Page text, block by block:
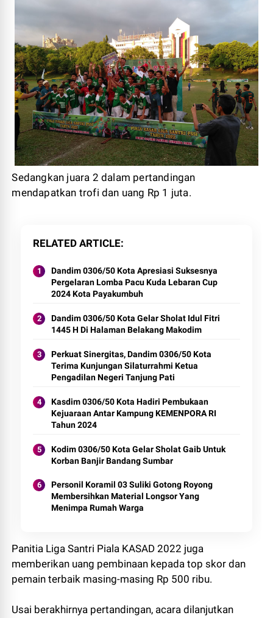
Sedangkan juara 2 dalam pertandingan
mendapatkan trofi dan uang Rp 1 juta.
RELATED ARTICLE
Dandim 0306/50 Kota Apresiasi Suksesnya
Pergelaran Lomba Pacu Kuda Lebaran Cup
2024 Kota Payakumbuh
Dandim 0306/50 Kota Gelar Sholat Idul Fitri
1445 H Di Halaman Belakang Makodim
Perkuat Sinergitas, Dandim 0306/50 Kota
Terima Kunjungan Silaturrahmi Ketua
Pengadilan Negeri Tanjung Pati
Kasdim 0306/50 Kota Hadiri Pembukaan
Kejuaraan Antar Kampung KEMENPORA RI
Tahun 2024
Kodim 0306/50 Kota Gelar Sholat Gaib Untuk
Korban Banjir Bandang Sumbar
Personil Koramil 03 Suliki Gotong Royong
Membersihkan Material Longsor Yang
Menimpa Rumah Warga
Panitia Liga Santri Piala KASAD 2022 juga
memberikan uang pembinaan kepada top skor dan
pemain terbaik masing-masing Rp 500 ribu.
Usai berakhirnya pertandingan, acara dilanjutkan